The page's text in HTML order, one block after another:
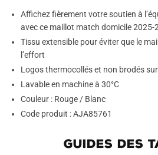
Affichez fièrement votre soutien à
avec ce maillot match domicile 2025-
Tissu extensible pour éviter que le
l’effort
Logos thermocollés et non brodés
Lavable en machine à 30°C
Couleur : Rouge / Blanc
Code produit : AJA85761
GUIDES DES